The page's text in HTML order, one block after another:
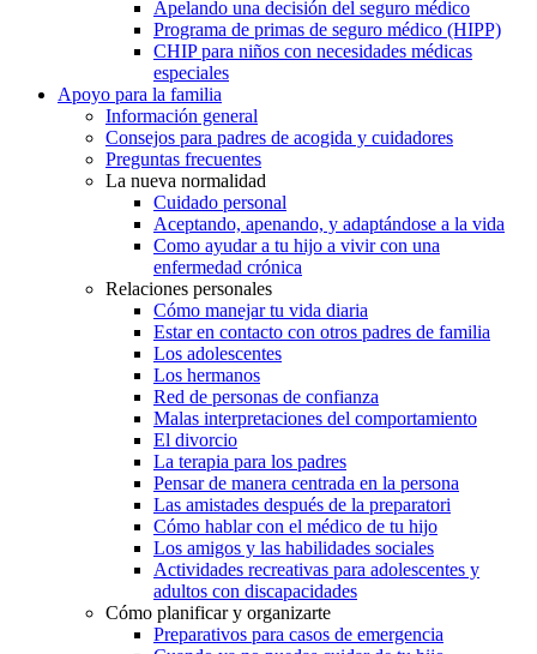
Apelando una decisión del seguro médico
Programa de primas de seguro médico (HIPP)
CHIP para niños con necesidades médicas
especiales
Apoyo para la familia
Información general
Consejos para padres de acogida y cuidadores
Preguntas frecuentes
La nueva normalidad
Cuidado personal
Aceptando, apenando, y adaptándose a la vida
Como ayudar a tu hijo a vivir con una
enfermedad crónica
Relaciones personales
Cómo manejar tu vida diaria
Estar en contacto con otros padres de familia
Los adolescentes
Los hermanos
Red de personas de confianza
Malas interpretaciones del comportamiento
El divorcio
La terapia para los padres
Pensar de manera centrada en la persona
Las amistades después de la preparatori
Cómo hablar con el médico de tu hijo
Los amigos y las habilidades sociales
Actividades recreativas para adolescentes y
adultos con discapacidades
Cómo planificar y organizarte
Preparativos para casos de emergencia